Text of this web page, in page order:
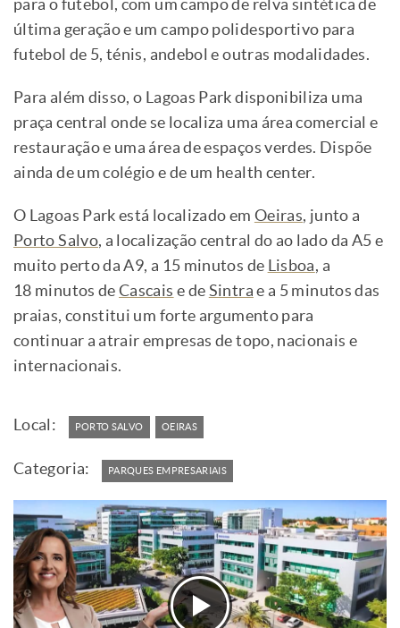
para o futebol, com um campo de relva sintética de
última geração e um campo polidesportivo para
futebol de 5, ténis, andebol e outras modalidades.
Para além disso, o Lagoas Park disponibiliza uma
praça central onde se localiza uma área comercial e
restauração e uma área de espaços verdes. Dispõe
ainda de um colégio e de um health center.
O Lagoas Park está localizado em Oeiras, junto a
Porto Salvo, a localização central do ao lado da A5 e
muito perto da A9, a 15 minutos de Lisboa, a
18 minutos deCascais e de Sintra e a 5 minutos das
praias, constitui um forte argumento para
continuar a atrair empresas de topo, nacionais e
internacionais.
Local: PORTO SALVO OEIRAS
Categoria: PARQUES EMPRESARIAIS